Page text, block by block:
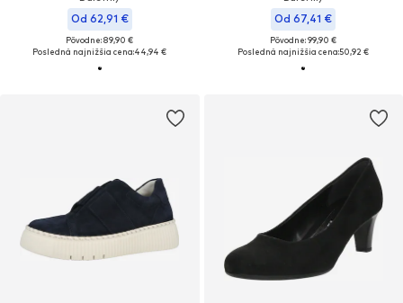
Od 62,91 €
Pôvodne: 89,90 €
Posledná najnižšia cena:44,94 €
Od 67,41 €
Pôvodne: 99,90 €
Posledná najnižšia cena:50,92 €